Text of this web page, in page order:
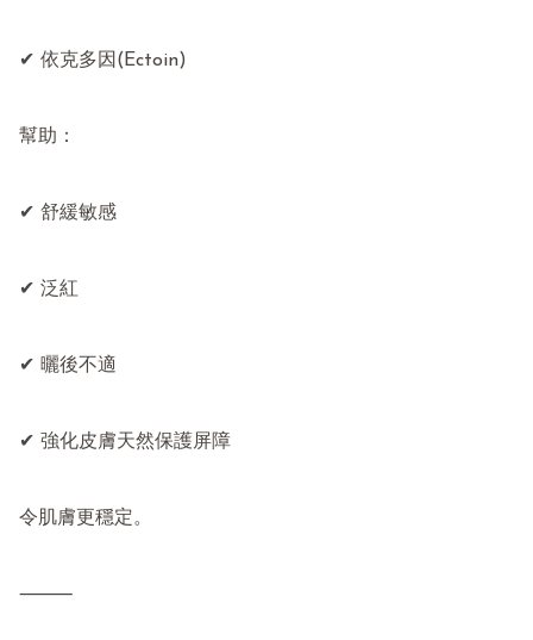
✔ 依克多因(Ectoin)
幫助：
✔ 舒緩敏感
✔ 泛紅
✔ 曬後不適
✔ 強化皮膚天然保護屏障
令肌膚更穩定。
⸻